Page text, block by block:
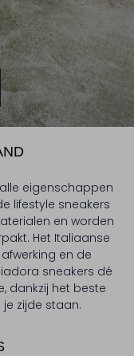
eigenschappen
lifestyle sneakers
en worden
Het Italiaanse
en de
sneakers dé
dankzij het beste
zijde staan.